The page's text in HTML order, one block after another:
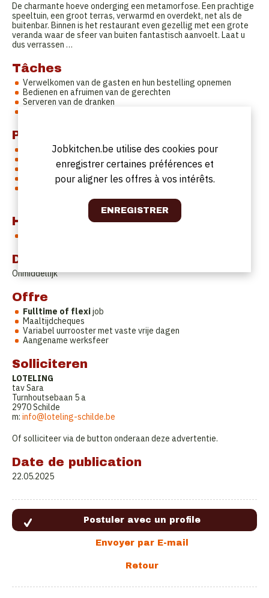
De charmante hoeve onderging een metamorfose. Een prachtige
speeltuin, een groot terras, verwarmd en overdekt, net als de
buitenbar. Binnen is het restaurant even gezellig met een grote
veranda waar de sfeer van buiten fantastisch aanvoelt. Laat u
dus verrassen …
Tâches
Verwelkomen van de gasten en hun bestelling opnemen
Bedienen en afruimen van de gerechten
Serveren van de dranken
Profil
Je hebt ervaring in de sector;
Je kan zelfstandig werken en hebt weinig aansturing nodig;
Je bent stipt en we kunnen op je rekenen;
Je hebt een net voorkomen
Doorgroei mogelijkheid tot verantwoordelijke met weekend
dag vrij ( enkel verantwoordelijke)
Horaires de travail
Date de début
Onmiddellijk
Offre
Fulltime of flexijob
Maaltijdcheques
Variabel uurrooster met vaste vrije dagen
Aangename werksfeer
Solliciteren
LOTELING
tav Sara
Turnhoutsebaan 5 a
2970 Schilde
m: info@loteling-schilde.be
Of solliciteer via de button onderaan deze advertentie.
Date de publication
22.05.2025
Jobkitchen.be utilise des cookies pour
enregistrer certaines préférences et
pour aligner les offres à vos intérêts.